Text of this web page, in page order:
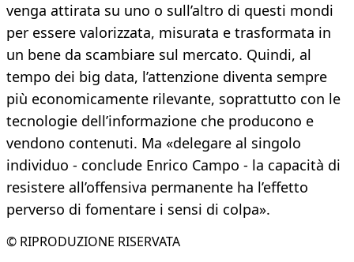
venga attirata su uno o sull’altro di questi mondi
per essere valorizzata, misurata e trasformata in
un bene da scambiare sul mercato. Quindi, al
tempo dei big data, l’attenzione diventa sempre
più economicamente rilevante, soprattutto con le
tecnologie dell’informazione che producono e
vendono contenuti. Ma «delegare al singolo
individuo - conclude Enrico Campo - la capacità di
resistere all’offensiva permanente ha l’effetto
perverso di fomentare i sensi di colpa».
© RIPRODUZIONE RISERVATA